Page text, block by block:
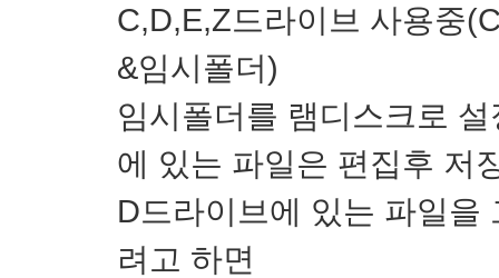
C,D,E,Z드라이브 사용중
&임시폴더)
임시폴더를 램디스크로
에 있는 파일은 편집후 저
D드라이브에 있는 파일을
려고 하면